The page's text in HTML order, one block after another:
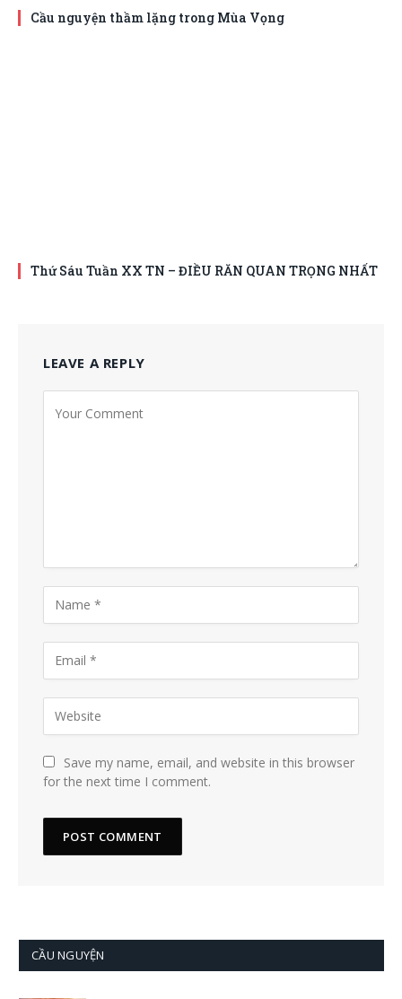
Cầu nguyện thầm lặng trong Mùa Vọng
Thứ Sáu Tuần XX TN – ĐIỀU RĂN QUAN TRỌNG NHẤT
LEAVE A REPLY
Save my name, email, and website in this browser
for the next time I comment.
CẦU NGUYỆN